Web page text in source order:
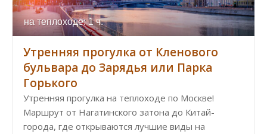
на теплоходе: 1 ч.
Утренняя прогулка от Кленового
бульвара до Зарядья или Парка
Горького
Утренняя прогулка на теплоходе по Москве!
Маршрут от Нагатинского затона до Китай-
города, где открываются лучшие виды на